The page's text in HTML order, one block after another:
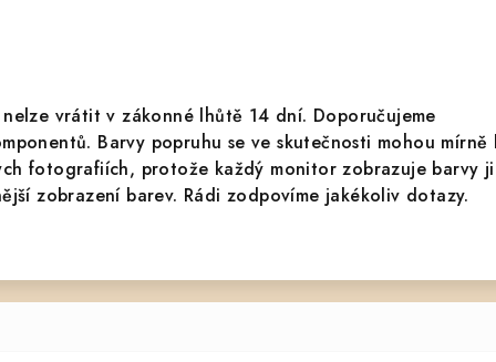
vrátit v zákonné lhůtě 14 dní. Doporučujeme
Barvy popruhu se ve skutečnosti mohou mírně
fotografiích, protože každý monitor zobrazuje barvy
zobrazení barev. Rádi zodpovíme jakékoliv dotazy.